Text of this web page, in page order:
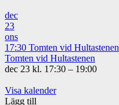
dec
23
ons
17:30 Tomten vid Hultastenen
Tomten vid Hultastenen
dec 23 kl. 17:30 – 19:00
Visa kalender
Lägg till